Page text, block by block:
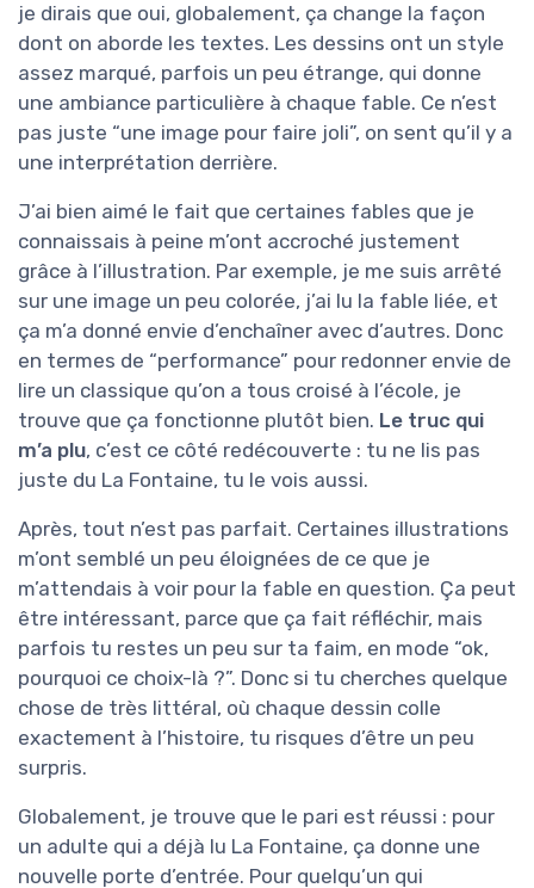
je dirais que oui, globalement, ça change la façon
dont on aborde les textes. Les dessins ont un style
assez marqué, parfois un peu étrange, qui donne
une ambiance particulière à chaque fable. Ce n’est
pas juste “une image pour faire joli”, on sent qu’il y a
une interprétation derrière.
J’ai bien aimé le fait que certaines fables que je
connaissais à peine m’ont accroché justement
grâce à l’illustration. Par exemple, je me suis arrêté
sur une image un peu colorée, j’ai lu la fable liée, et
ça m’a donné envie d’enchaîner avec d’autres. Donc
en termes de “performance” pour redonner envie de
lire un classique qu’on a tous croisé à l’école, je
trouve que ça fonctionne plutôt bien. Le truc qui
m’a plu, c’est ce côté redécouverte : tu ne lis pas
juste du La Fontaine, tu le vois aussi.
Après, tout n’est pas parfait. Certaines illustrations
m’ont semblé un peu éloignées de ce que je
m’attendais à voir pour la fable en question. Ça peut
être intéressant, parce que ça fait réfléchir, mais
parfois tu restes un peu sur ta faim, en mode “ok,
pourquoi ce choix-là ?”. Donc si tu cherches quelque
chose de très littéral, où chaque dessin colle
exactement à l’histoire, tu risques d’être un peu
surpris.
Globalement, je trouve que le pari est réussi : pour
un adulte qui a déjà lu La Fontaine, ça donne une
nouvelle porte d’entrée. Pour quelqu’un qui